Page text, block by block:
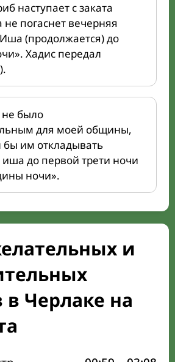
наступает с заката
не погаснет вечерняя
(продолжается) до
Хадис передал
не было
для моей общины,
бы им откладывать
до первой трети ночи
ночи».
и
в Черлаке на